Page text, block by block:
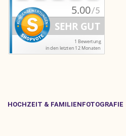
HOCHZEIT & FAMILIENFOTOGRAFIE